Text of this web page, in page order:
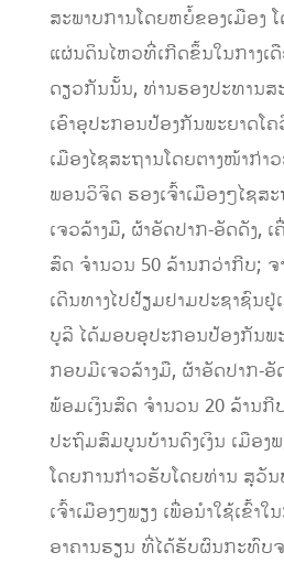
ສະພາບການໂດຍຫຍໍ້ຂອງເມືອງ
ແຜ່ນດິນໄຫວທີ່ເກີດຂຶ້ນໃນກາງເ
ດຽວກັນນັ້ນ, ທ່ານຮອງປະທານສ
ເອົາອຸປະກອນປ້ອງກັນພະຍາດໂຄ
ເມືອງໄຊສະຖານໂດຍຕາງໜ້າກ່າ
ພອນວິຈິດ ຮອງເຈົ້າເມືອງໆໄຊສ
ເຈວລ້າງມື, ຜ້າອັດປາກ-ອັດດັງ, ເ
ສົດ ຈຳນວນ 50 ລ້ານກວ່າກີບ;
ເດີນທາງໄປຢ້ຽມຢາມປະຊາຊົນຢູ່
ບູລີ ໄດ້ມອບອຸປະກອນປ້ອງກັນພ
ກອບມີເຈວລ້າງມື, ຜ້າອັດປາກ-ອັ
ພ້ອມເງິນສົດ ຈໍານວນ 20 ລ້ານກີ
ປະຖົມສົມບູນບ້ານດົງເງິນ ເມືອງ
ໂດຍການກ່າວຮັບໂດຍທ່ານ ສຸວັນ
ເຈົ້າເມືອງໆພຽງ ເພື່ອນໍາໃຊ້ເຂົ້າໃນ
ອາຄານຮຽນ ທີ່ໄດ້ຮັບຜົນກະທົບ